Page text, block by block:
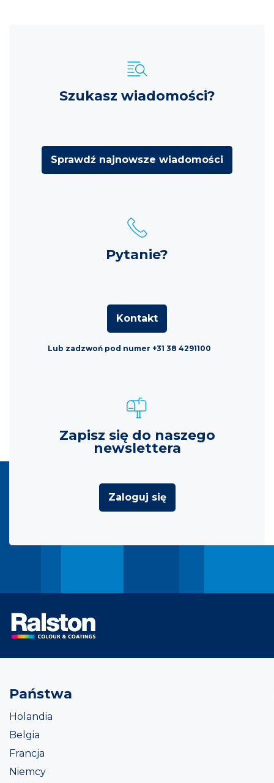
Szukasz wiadomości?
Sprawdź najnowsze wiadomości
Pytanie?
Kontakt
Lub zadzwoń pod numer +31 38 4291100
Zapisz się do naszego
newslettera
Zaloguj się
Państwa
Holandia
Belgia
Francja
Niemcy